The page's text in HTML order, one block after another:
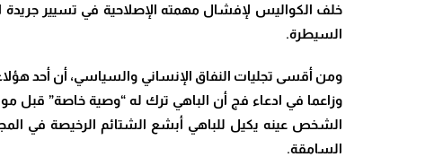
خلف الكواليس لإفشال مهمته الإصلاحية في تسيير جريدة
السيطرة.
ومن أقسى تجليات النفاق الإنساني والسياسي، أن أحد هؤلاء
وزاعما في ادعاء فج أن الباهي ترك له “وصية خاصة” قبل
الشخص عينه يكيل للباهي أبشع الشتائم الرخيصة في
السامقة.